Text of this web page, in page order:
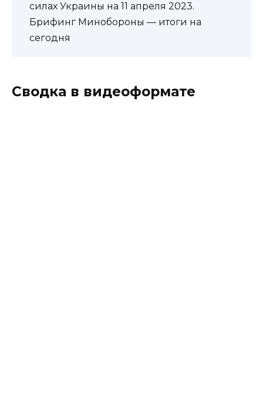
силах Украины на 11 апреля 2023.
Брифинг Минобороны — итоги на
сегодня
Сводка в видеоформате